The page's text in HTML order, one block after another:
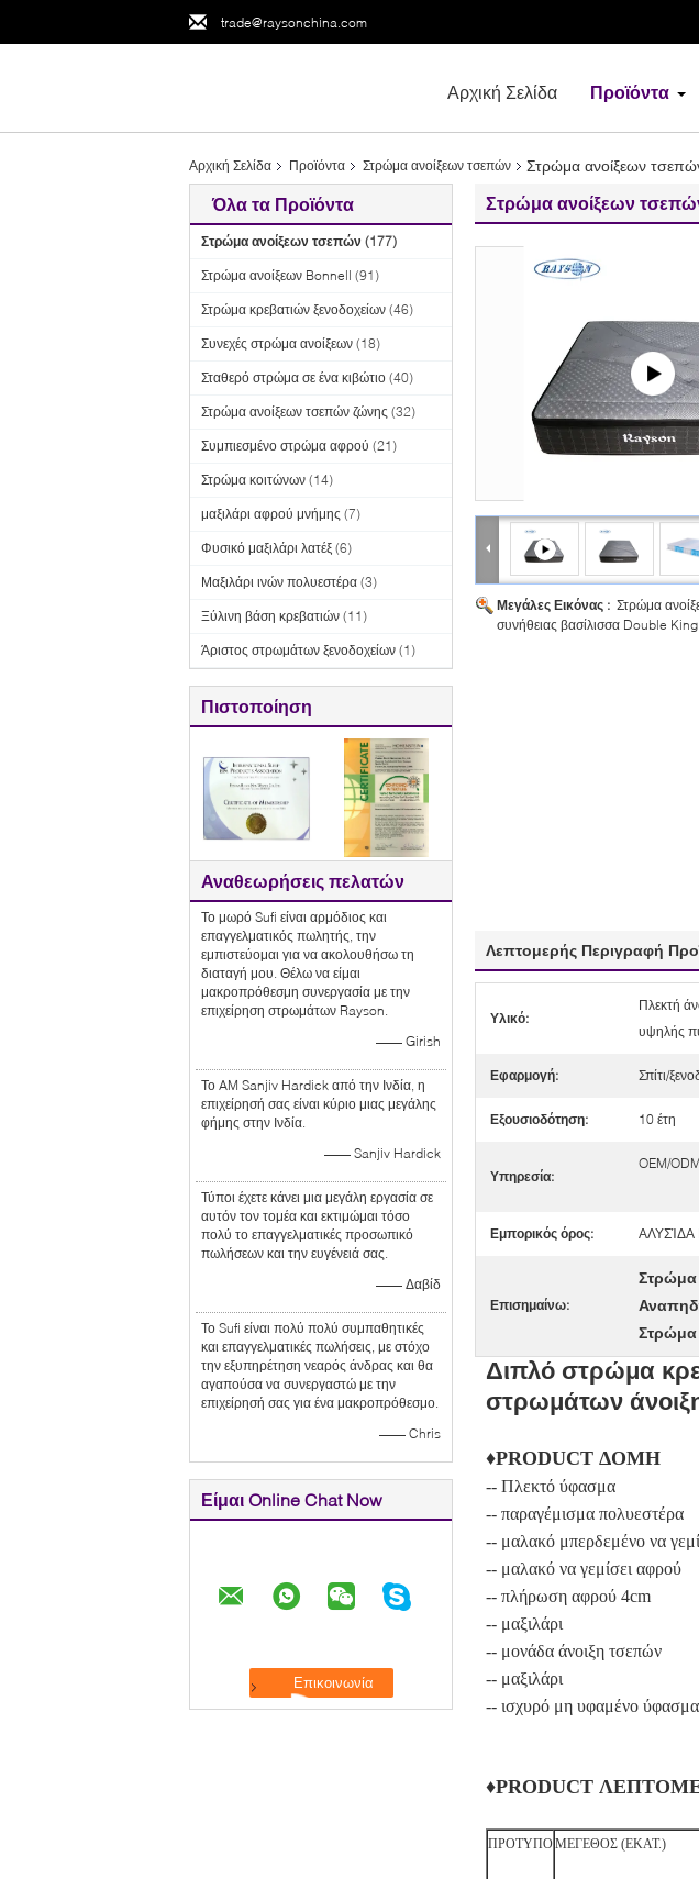
trade@raysonchina.com
Αρχική Σελίδα Προϊόντα
Αρχική Σελίδα Προϊόντα Στρώμα ανοίξεων τσεπών Στρώμα ανοίξεων
Όλα τα Προϊόντα
Στρώμα ανοίξεων τσεπών (177)
Στρώμα ανοίξεων Bonnell (91)
Στρώμα κρεβατιών ξενοδοχείων (46)
Συνεχές στρώμα ανοίξεων (18)
Σταθερό στρώμα σε ένα κιβώτιο (40)
Στρώμα ανοίξεων τσεπών ζώνης (32)
Συμπιεσμένο στρώμα αφρού (21)
Στρώμα κοιτώνων (14)
μαξιλάρι αφρού μνήμης (7)
Φυσικό μαξιλάρι λατέξ (6)
Μαξιλάρι ινών πολυεστέρα (3)
Ξύλινη βάση κρεβατιών (11)
Άριστος στρωμάτων ξενοδοχείων (1)
Πιστοποίηση
Αναθεωρήσεις πελατών
Το μωρό Sufi είναι αρμόδιος και
επαγγελματικός πωλητής, την
εμπιστεύομαι για να ακολουθήσω τη
διαταγή μου. Θέλω να είμαι
μακροπρόθεσμη συνεργασία με την
επιχείρηση στρωμάτων Rayson.
—— Girish
Το AM Sanjiv Hardick από την Ινδία, η
επιχείρησή σας είναι κύριο μιας μεγάλης
φήμης στην Ινδία.
—— Sanjiv Hardick
Τύποι έχετε κάνει μια μεγάλη εργασία σε
αυτόν τον τομέα και εκτιμώμαι τόσο
πολύ το επαγγελματικές προσωπικό
πωλήσεων και την ευγένειά σας.
—— Δαβίδ
Το Sufi είναι πολύ πολύ συμπαθητικές
και επαγγελματικές πωλήσεις, με στόχο
την εξυπηρέτηση νεαρός άνδρας και θα
αγαπούσα να συνεργαστώ με την
επιχείρησή σας για ένα μακροπρόθεσμο.
—— Chris
Είμαι Online Chat Now
Στρώμα ανοίξεων
Μεγάλες Εικόνας : Στρώμα
συνήθειας βασίλισσα Double
Λεπτομερής Περιγραφή
Υλικό:
Πλεκτή
υψηλής
Εφαρμογή: Σπίτι/
Εξουσιοδότηση: 10 έτη
Υπηρεσία:
OEM/ODM
Εμπορικός όρος: ΑΛΥΣΊΔΑ
Επισημαίνω:
Στρώμα
Στρώμα
Διπλό στρώμα
στρωμάτων
♦PRODUCT ΔΟΜΗ
-- Πλεκτό ύφασμα
-- παραγέμισμα πολυεστέρα
-- μαλακό μπερδεμένο να
-- μαλακό να γεμίσει αφρού
-- πλήρωση αφρού 4cm
-- μαξιλάρι
-- μονάδα άνοιξη τσεπών
-- μαξιλάρι
-- ισχυρό μη υφαμένο ύφασμα
♦PRODUCT
ΠΡΟΤΥΠΟΜΕΓΕΘΟΣ (ΕΚΑΤ.)